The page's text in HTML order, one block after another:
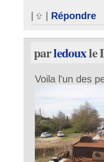
Répondre
parledouxle
Voila l'un des